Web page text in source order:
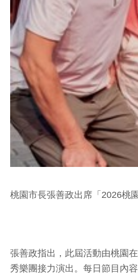
桃園市長張善政出席「2026桃
張善政指出，此屆活動由桃園
秀樂團接力演出。每日節目內